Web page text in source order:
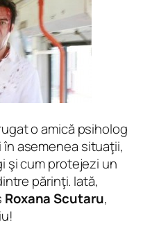
o amică psiholog
asemenea situaţii,
şi cum protejezi un
părinţi. Iată,
Roxana Scutaru,